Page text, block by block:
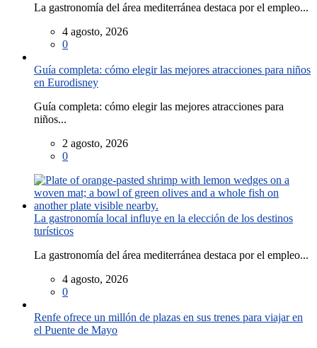
La gastronomía del área mediterránea destaca por el empleo...
4 agosto, 2026
0
Guía completa: cómo elegir las mejores atracciones para niños
en Eurodisney
Guía completa: cómo elegir las mejores atracciones para
niños...
2 agosto, 2026
0
La gastronomía local influye en la elección de los destinos
turísticos
La gastronomía del área mediterránea destaca por el empleo...
4 agosto, 2026
0
Renfe ofrece un millón de plazas en sus trenes para viajar en
el Puente de Mayo